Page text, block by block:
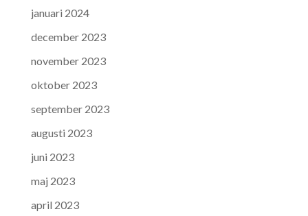
januari 2024
december 2023
november 2023
oktober 2023
september 2023
augusti 2023
juni 2023
maj 2023
april 2023